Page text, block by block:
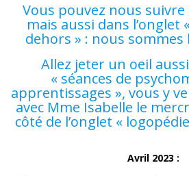
Vous pouvez nous
mais aussi dans l’onglet
dehors » : nous sommes
Allez jeter un oeil
« séances de
apprentissages », vous y
avec Mme Isabelle le
côté de l’onglet «
Avril 2023 :